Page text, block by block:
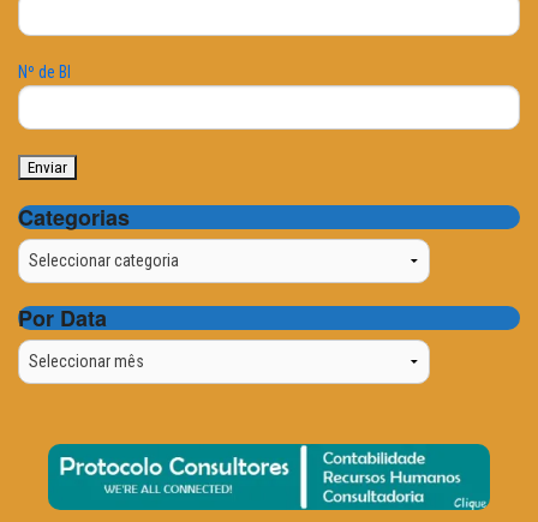
Nº de BI
Categorias
Categorias
Por Data
Por
Data